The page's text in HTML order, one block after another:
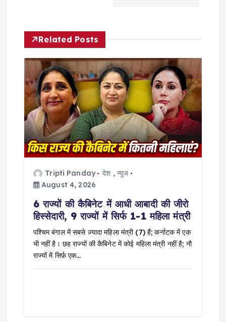
g
a
t
o
Related Posts
Tripti Panday देश , न्यूज
August 4, 2026
6 राज्यों की कैबिनेट में आधी आबादी की जीरो
हिस्सेदारी, 9 राज्यों में सिर्फ 1-1 महिला मंत्री
पश्चिम बंगाल में सबसे ज़्यादा महिला मंत्री (7) हैं; कर्नाटक में एक
भी नहीं है। छह राज्यों की कैबिनेट में कोई महिला मंत्री नहीं है; नौ
राज्यों में सिर्फ़ एक…